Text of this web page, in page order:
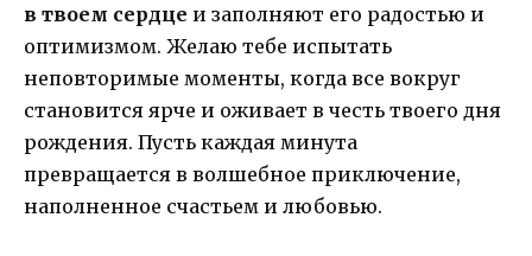
в твоем сердце и заполняют его радостью и
оптимизмом. Желаю тебе испытать
неповторимые моменты, когда все вокруг
становится ярче и оживает в честь твоего дня
рождения. Пусть каждая минута
превращается в волшебное приключение,
наполненное счастьем и любовью.